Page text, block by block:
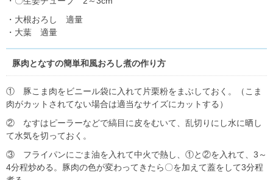
・大根おろし 適量
・大葉 適量
豚肉となすの簡単和風おろし煮の作り方
① 豚こま肉をビニール袋に入れて片栗粉をまぶしておく。（こま
肉がカットされてない場合は適当なサイズにカットする）
② なすはピーラーなどで縞目に皮をむいて、乱切りにし水に晒し
て水気を切っておく。
③ フライパンにごま油を入れて中火で熱し、①と②を入れて、3～
4分程炒める。豚肉の色が変わってきたら〇を加えて蓋をして3分程